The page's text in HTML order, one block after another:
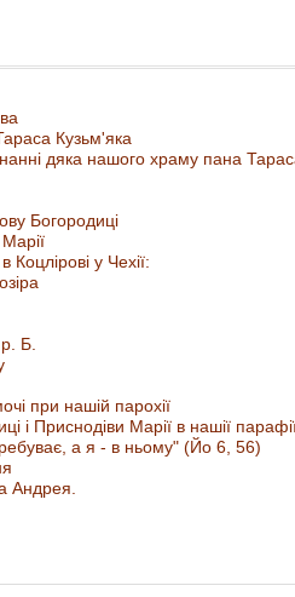
Кузьм'яка
дяка нашого храму пана
Богородиці
у Чехії:
р. Б.
при нашій парохії
і Приснодіви Марії в нашії
а я - в ньому" (Йо 6, 56)
Андрея.